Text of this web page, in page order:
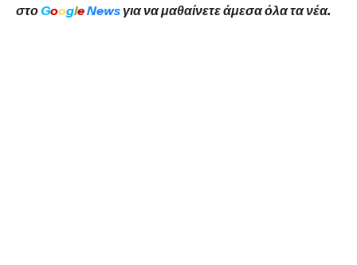
στο GoogleNews για να μαθαίνετε άμεσα όλα τα νέα.